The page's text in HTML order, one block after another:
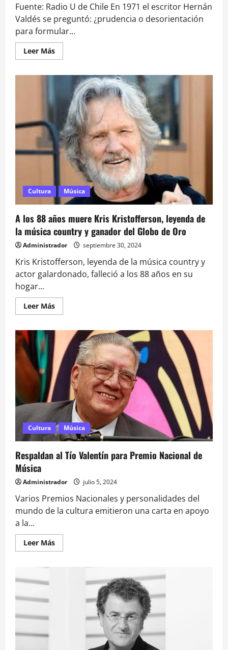
Fuente: Radio U de Chile En 1971 el escritor Hernán
Valdés se preguntó: ¿prudencia o desorientación
para formular...
Leer MásLeer
más
Prudencia
desorientación:
¿hacia
dónde
avanza
nuestra
política
cultural
con
el
aumento
presupuestario?
Cultura Música
A los 88 años muere Kris Kristofferson, leyenda de
la música country y ganador del Globo de Oro
Administrador septiembre 30, 2024
Kris Kristofferson, leyenda de la música country y
actor galardonado, falleció a los 88 años en su
hogar...
Leer MásLeer
más
los
88
años
muere
Kris
Kristofferson,
leyenda
música
country
ganador
del
Globo
Oro
Cultura Música
Respaldan al Tío Valentín para Premio Nacional de
Música
Administrador julio 5, 2024
Varios Premios Nacionales y personalidades del
mundo de la cultura emitieron una carta en apoyo
a la...
Leer MásLeer
más
Respaldan